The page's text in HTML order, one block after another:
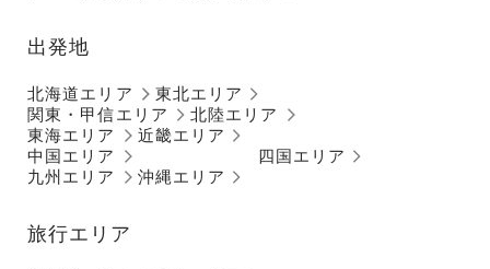
出発地
北海道エリア
東北エリア
関東・甲信エリア
北陸エリア
東海エリア
近畿エリア
中国エリア
四国エリア
九州エリア
沖縄エリア
旅行エリア